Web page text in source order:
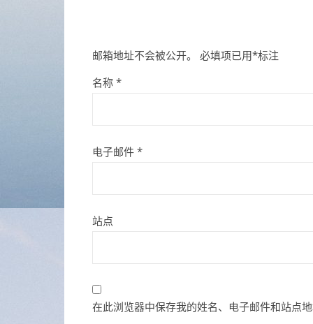
邮箱地址不会被公开。 必填项已用*标注
名称 *
电子邮件 *
站点
在此浏览器中保存我的姓名、电子邮件和站点